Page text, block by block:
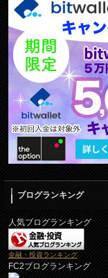
ブログランキング
人気ブログランキング
金融・投資ランキング
FC2ブログランキング